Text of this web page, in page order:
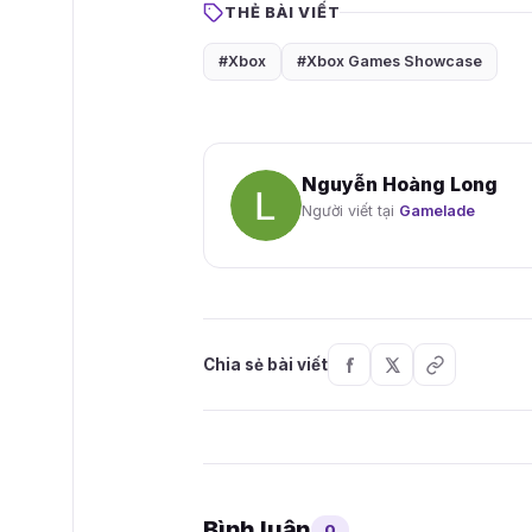
THẺ BÀI VIẾT
#Xbox #Xbox Games Showcase
Nguyễn Hoàng Long
Người viết tại Gamelade
Chia sẻ bài viết